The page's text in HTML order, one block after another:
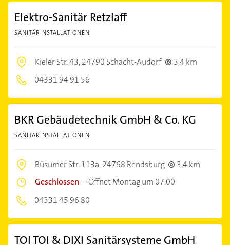
Elektro-Sanitär Retzlaff
SANITÄRINSTALLATIONEN
Kieler Str. 43,24790 Schacht-Audorf
3,4 km
04331 94 91 56
BKR Gebäudetechnik GmbH & Co. KG
SANITÄRINSTALLATIONEN
Büsumer Str. 113a,24768 Rendsburg
3,4 km
Geschlossen –Öffnet Montag um 07:00
04331 45 96 80
TOI TOI & DIXI Sanitärsysteme GmbH